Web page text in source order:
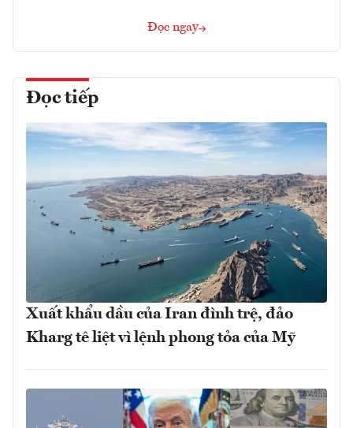
Đọc ngay
Đọc tiếp
Xuất khẩu dầu của Iran đình trệ, đảo
Kharg tê liệt vì lệnh phong tỏa của Mỹ